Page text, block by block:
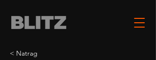
< Natrag